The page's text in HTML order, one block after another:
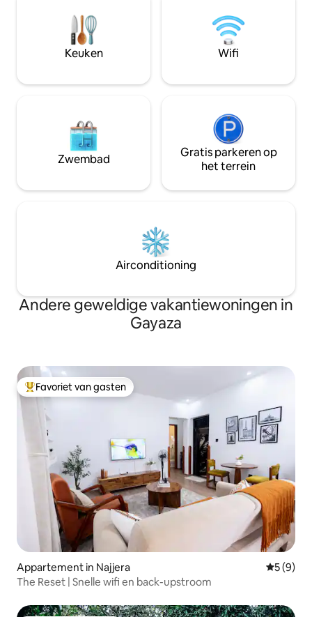
voor korte- en langetermijnverblijven.
Ophalen en afzetten op de luchthaven
op aanvraag Boek je verblijf en geniet
van comfort, gemak en privacy in The
we elke gast een
verbeterde
ze inchecken
netto-inkomsten
woning.
Keuken Wifi
Zwembad
Gratis parkeren op
het terrein
Airconditioning
Andere geweldige vakantiewoningen in
Gayaza
Topfavoriet van gasten
Favoriet van gasten
Appartement in Najjera
5 (9)
The Reset | Snelle wifi en back-upstroom